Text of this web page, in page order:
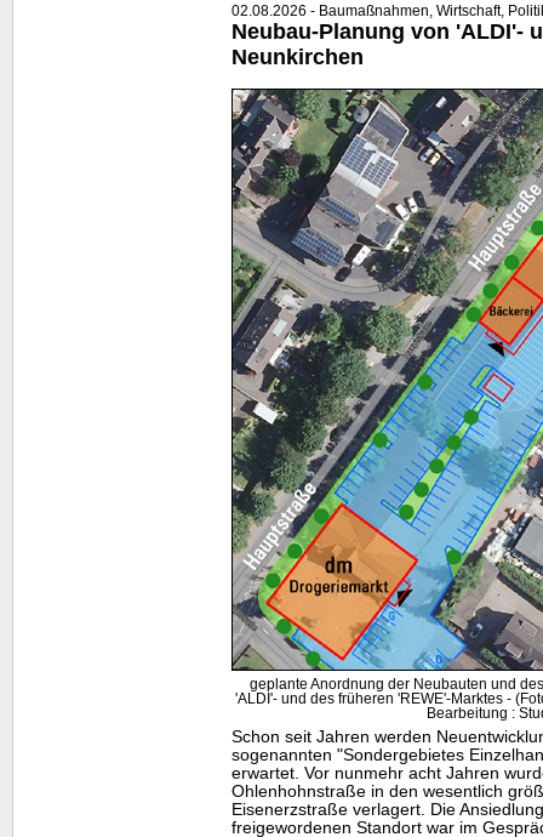
02.08.2026 - Baumaßnahmen, Wirtschaft,
Neubau-Planung von 'ALDI'-
Neunkirchen
geplante Anordnung der Neubauten und
'ALDI'- und des früheren 'REWE'-Marktes -
Bearbeitung :
Schon seit Jahren werden
sogenannten "Sondergebietes
erwartet. Vor nunmehr acht Jahren
Ohlenhohnstraße in den wesentlich
Eisenerzstraße verlagert. Die
freigewordenen Standort war im